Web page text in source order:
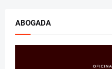
ABOGADA